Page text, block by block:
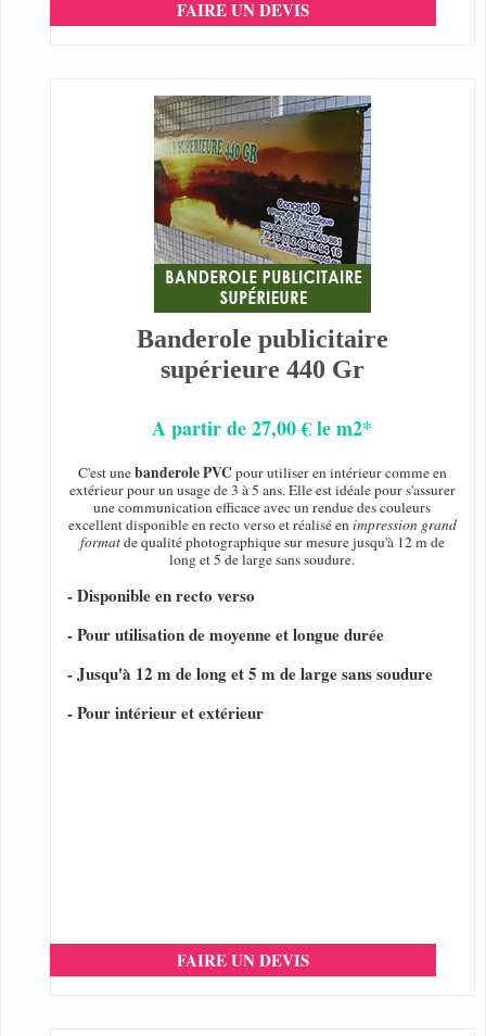
FAIRE UN DEVIS
Banderole publicitaire
supérieure 440 Gr
A partir de 27,00 € le m2*
C'est unebanderole PVC pour utiliser en intérieur comme en
extérieur pour un usage de 3 à 5 ans. Elle est idéale pour s'assurer
une communication efficace avec un rendue des couleurs
excellent disponible en recto verso et réalisé enimpression grand
formatde qualité photographique sur mesure jusqu'à 12 m de
long et 5 de large sans soudure.
- Disponible en recto verso
- Pour utilisation de moyenne et longue durée
- Jusqu'à 12 m de long et 5 m de large sans soudure
- Pour intérieur et extérieur
FAIRE UN DEVIS